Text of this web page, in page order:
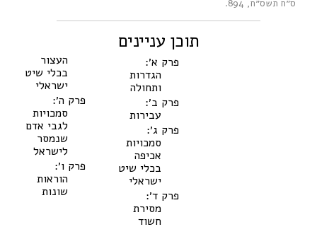
ס״ח תשס״ח, 894 .
תוכן עניינים
פרק א׳:
הגדרות
ותחולה
פרק ב׳:
עבירות
פרק ג׳:
סמכויות
אכיפה
בכלי שיט
ישראלי
פרק ד׳:
מסירת
חשוד
העצור
בכלי שיט
ישראלי
פרק ה׳:
סמכויות
לגבי אדם
שנמסר
לישראל
פרק ו׳:
הוראות
שונות